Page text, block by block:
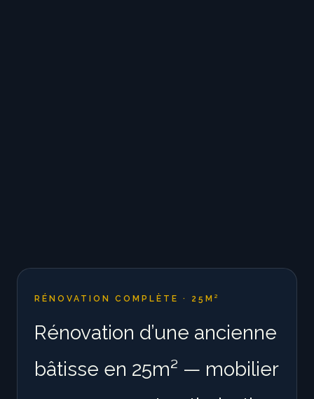
RÉNOVATION COMPLÈTE · 25M²
Rénovation d’une ancienne
bâtisse en 25m² — mobilier